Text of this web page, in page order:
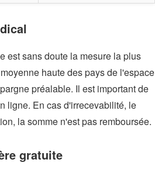
est sans doute la mesure la plus
haute des pays de l'espace
préalable. Il est important de
ligne. En cas d'irrecevabilité, le
la somme n'est pas remboursée.
gratuite